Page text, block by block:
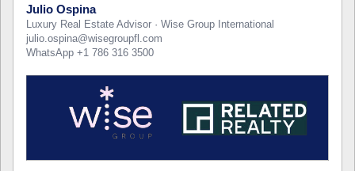
Julio Ospina
Luxury Real Estate Advisor · Wise Group International
julio.ospina@wisegroupfl.com
WhatsApp +1 786 316 3500